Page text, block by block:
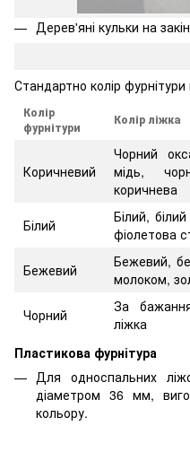
Дерев'яні кульки на
Стандартно колір фурнітури
Колір
фурнітури
Колір ліжка
Коричневий
Чорний
мідь,
коричнева
Білий
Білий,
фіолетова
Бежевий
Бежевий,
молоком,
Чорний
За
ліжка
Пластикова фурнітура
Для односпальних
діаметром 36 мм,
кольору.